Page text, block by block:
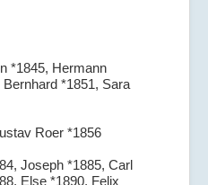
*1845, Hermann
*1851, Sara
Roer *1856
Joseph *1885, Carl
Else *1890, Felix